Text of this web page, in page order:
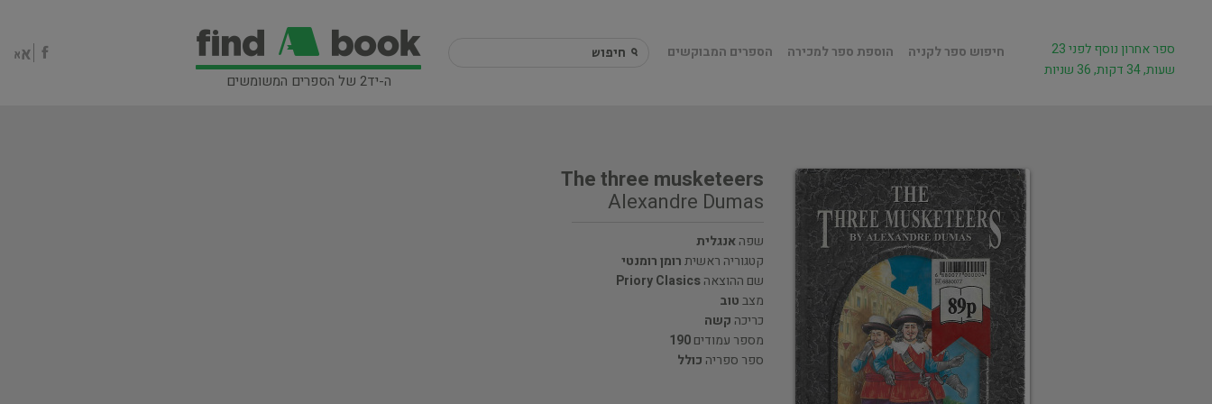
ה-יד2 של הספרים המשומשים
חיפוש ספר לקניה הוספת ספר למכירה הספרים המבוקשים
ספר אחרון נוסף לפני 23
שעות, 34 דקות, 36 שניות
The three musketeers
Alexandre Dumas
שפהאנגלית
קטגוריה ראשיתרומן רומנטי
שם ההוצאהPriory Clasics
מצבטוב
כריכה קשה
מספר עמודים190
ספר ספריה כולל